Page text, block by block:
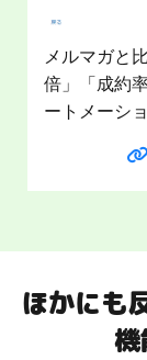
メルマガと
倍」「成約
ートメーシ
ほかにも
機